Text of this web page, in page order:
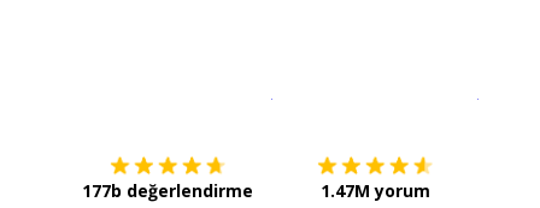
177b değerlendirme 1.47M yorum